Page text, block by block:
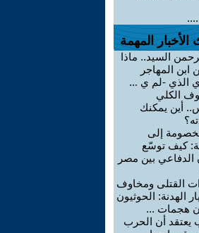
الأخبار المهمة
السيد.. ماذا
ابن المهاجر
الذي -لم ي ...
الكلي
أين يمكنك
إلى
كيف توسّع
الدفاعي بين مصر
القتلى ومخاوف
الهدنة: الحوثيون
هجمات ...
يعتقد أن الحرب